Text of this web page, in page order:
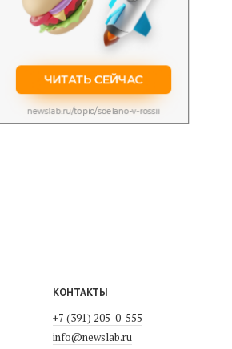
КОНТАКТЫ
+7 (391) 205-0-555
info@newslab.ru